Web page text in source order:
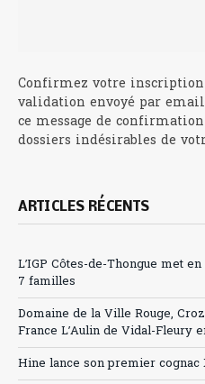
Confirmez votre
validation envoyé par
ce message de
dossiers indésirables de
ARTICLES RÉCENTS
L’IGP Côtes-de-Thongue met
7 familles
Domaine de la Ville Rouge,
France L’Aulin de Vidal-Fleury
Hine lance son premier cognac